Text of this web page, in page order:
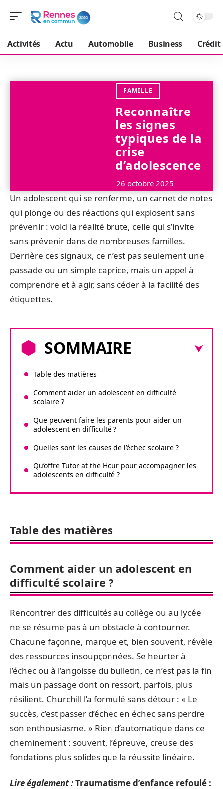
Activités Actu Automobile Business Crédit
FAMILLE
Reconnaître
les signes
typiques de la
crise
d’adolescence
26 octobre 2025
Un adolescent qui se renferme, un carnet de notes
qui plonge ou des réactions qui explosent sans
prévenir : voici la réalité brute, celle qui s’invite
sans prévenir dans de nombreuses familles.
Derrière ces signaux, ce n’est pas seulement une
passade ou un simple caprice, mais un appel à
comprendre et à agir, sans céder à la facilité des
étiquettes.
SOMMAIRE
Table des matières
Comment aider un adolescent en difficulté
scolaire ?
Que peuvent faire les parents pour aider un
adolescent en difficulté ?
Quelles sont les causes de l’échec scolaire ?
Qu’offre Tutor at the Hour pour accompagner les
adolescents en difficulté ?
Table des matières
Comment aider un adolescent en
difficulté scolaire ?
Rencontrer des difficultés au collège ou au lycée
ne se résume pas à un obstacle à contourner.
Chacune façonne, marque et, bien souvent, révèle
des ressources insoupçonnées. Se heurter à
l’échec ou à l’angoisse du bulletin, ce n’est pas la fin
mais un passage dont on ressort, parfois, plus
résilient. Churchill l’a formulé sans détour : « Le
succès, c’est passer d’échec en échec sans perdre
son enthousiasme. » Rien d’automatique dans ce
cheminement : souvent, l’épreuve, creuse des
fondations plus solides que la réussite linéaire.
Lire également :Traumatisme d’enfance refoulé :